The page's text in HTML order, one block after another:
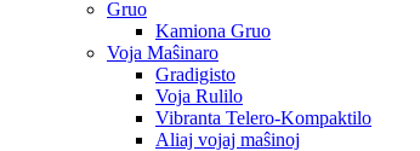
Gruo
Kamiona Gruo
Voja Maŝinaro
Gradigisto
Voja Rulilo
Vibranta Telero-Kompaktilo
Aliaj vojaj maŝinoj